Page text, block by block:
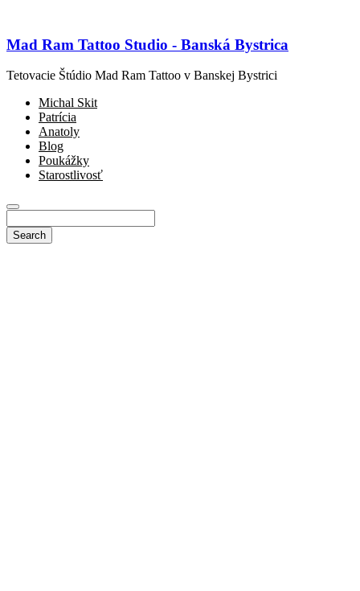
Mad Ram Tattoo Studio - Banská Bystrica
Tetovacie Štúdio Mad Ram Tattoo v Banskej Bystrici
Michal Skit
Patrícia
Anatoly
Blog
Poukážky
Starostlivosť